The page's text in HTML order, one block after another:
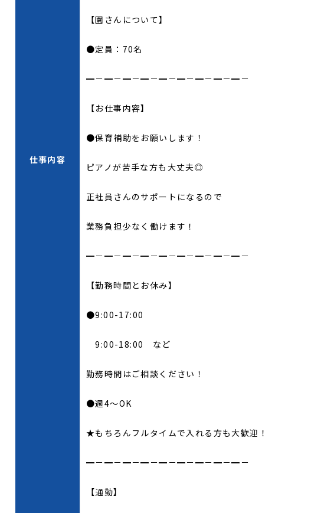
仕事内容
【園さんについて】
●定員：70名
━－━－━－━－━－━－━－━－━－
【お仕事内容】
●保育補助をお願いします！
ピアノが苦手な方も大丈夫◎
正社員さんのサポートになるので
業務負担少なく働けます！
━－━－━－━－━－━－━－━－━－
【勤務時間とお休み】
●9:00-17:00
9:00-18:00 など
勤務時間はご相談ください！
●週4～OK
★もちろんフルタイムで入れる方も大歓迎！
━－━－━－━－━－━－━－━－━－
【通勤】